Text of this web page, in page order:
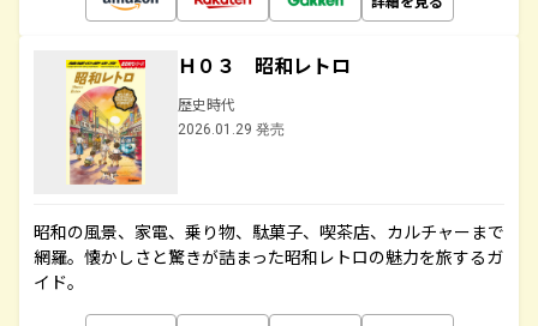
Ｈ０３ 昭和レトロ
歴史時代
2026.01.29 発売
昭和の風景、家電、乗り物、駄菓子、喫茶店、カルチャーまで
網羅。懐かしさと驚きが詰まった昭和レトロの魅力を旅するガ
イド。